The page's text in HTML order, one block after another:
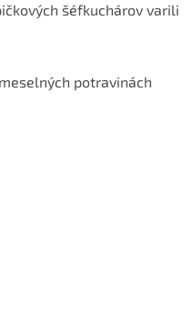
šéfkuchárov varili
potravinách